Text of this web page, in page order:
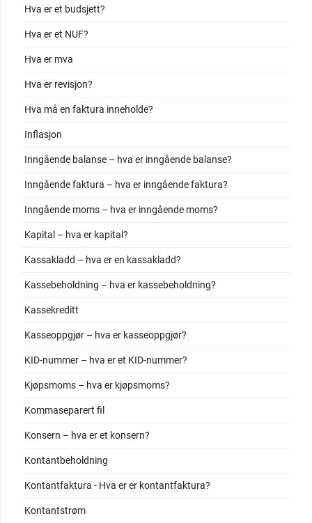
Hva er et budsjett?
Hva er et NUF?
Hva er mva
Hva er revisjon?
Hva må en faktura inneholde?
Inflasjon
Inngående balanse – hva er inngående balanse?
Inngående faktura – hva er inngående faktura?
Inngående moms – hva er inngående moms?
Kapital – hva er kapital?
Kassakladd – hva er en kassakladd?
Kassebeholdning – hva er kassebeholdning?
Kassekreditt
Kasseoppgjør – hva er kasseoppgjør?
KID-nummer – hva er et KID-nummer?
Kjøpsmoms – hva er kjøpsmoms?
Kommaseparert fil
Konsern – hva er et konsern?
Kontantbeholdning
Kontantfaktura - Hva er er kontantfaktura?
Kontantstrøm